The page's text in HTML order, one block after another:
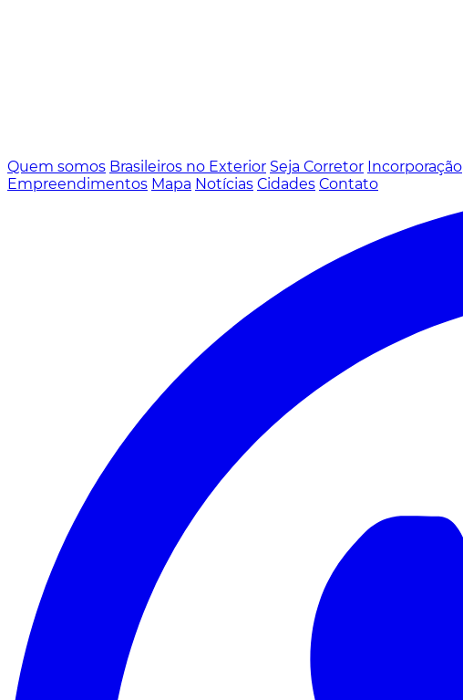
Quem somos Brasileiros no Exterior Seja Corretor Incorporação
Empreendimentos Mapa Notícias Cidades Contato